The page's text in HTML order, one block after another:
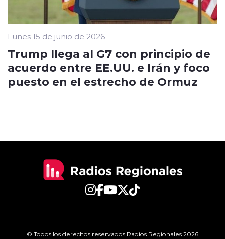
Lunes 15 de junio de 2026
Trump llega al G7 con principio de
acuerdo entre EE.UU. e Irán y foco
puesto en el estrecho de Ormuz
© Todos los derechos reservados Radios Regionales 2026